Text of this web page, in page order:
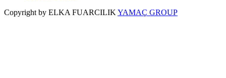
Copyright by ELKA FUARCILIK YAMAÇ GROUP